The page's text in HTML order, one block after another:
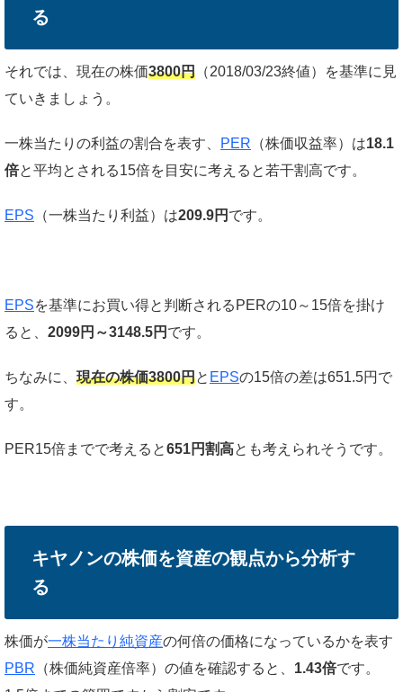
る
それでは、現在の株価3800円 （2018/03/23終値）を基準に見
ていきましょう。
一株当たりの利益の割合を表す、 PER （株価収益率）は18.1
倍と平均とされる15倍を目安に考えると若干割高です。
EPS （一株当たり利益）は209.9円 です。
EPSを基準にお買い得と判断されるPERの10～15倍を掛け
ると、 2099円～3148.5円 です。
ちなみに、 現在の株価3800円と EPSの15倍の差は651.5円で
す。
PER15倍までで考えると651円割高とも考えられそうです。
キヤノンの株価を資産の観点から分析す
る
株価が一株当たり純資産の何倍の価格になっているかを表す
PBR （株価純資産倍率）の値を確認すると、 1.43倍です。